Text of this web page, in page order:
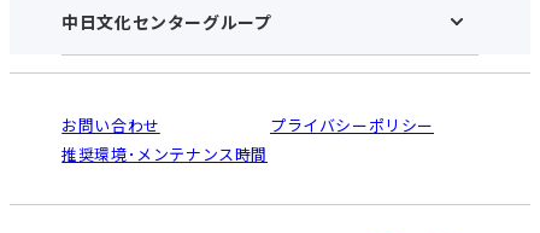
アクセス･営業時間
お申し込みの流れ
入会と受講のご案内
中日文化センターHOME
中日文化センターとは
受講規約・会員特典
ご利用ガイド
オンライン講座受講の手順
WEBサイトのよくある質問
中日文化センターグループ
南大高
犬山
高蔵寺
お問い合わせ
プライバシーポリシー
推奨環境･メンテナンス時間